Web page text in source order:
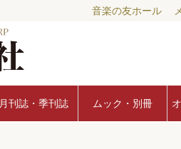
音楽の友ホール
月刊誌・季刊誌 ムック・別冊